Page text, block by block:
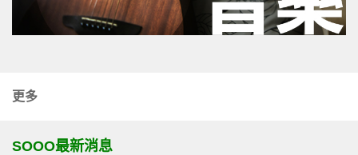
更多
SOOO最新消息